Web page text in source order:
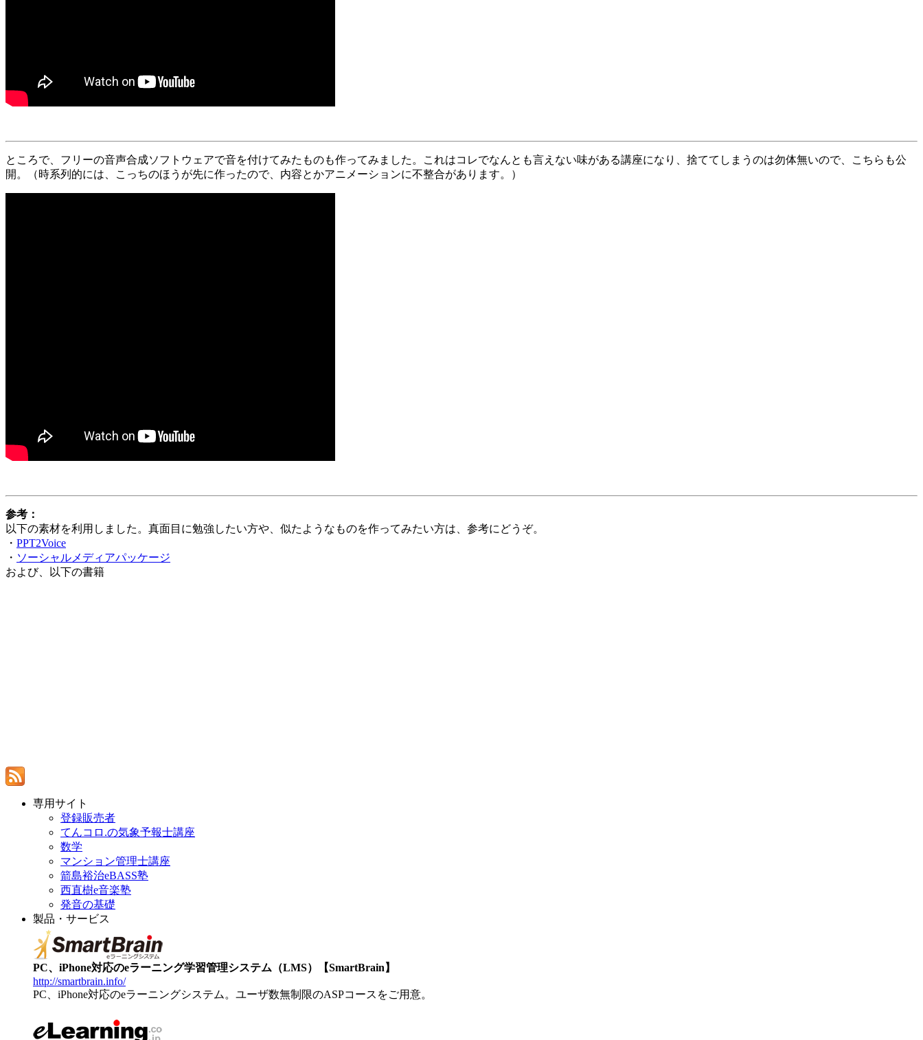
ところで、フリーの音声合成ソフトウェアで音を付けてみたものも作ってみました。これはコレでなんとも言えない味がある講座になり、捨ててしまうのは勿体無いので、こちらも公
開。（時系列的には、こっちのほうが先に作ったので、内容とかアニメーションに不整合があります。）
参考：
以下の素材を利用しました。真面目に勉強したい方や、似たようなものを作ってみたい方は、参考にどうぞ。
・ PPT2Voice
・ ソーシャルメディアパッケージ
および、以下の書籍
専用サイト
登録販売者
てんコロ.の気象予報士講座
数学
マンション管理士講座
箭島裕治eBASS塾
西直樹e音楽塾
発音の基礎
製品・サービス
PC、iPhone対応のeラーニング学習管理システム（LMS）【SmartBrain】
http://smartbrain.info/
PC、iPhone対応のeラーニングシステム。ユーザ数無制限のASPコースをご用意。